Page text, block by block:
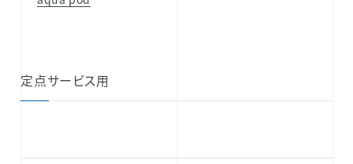
定点サービス用